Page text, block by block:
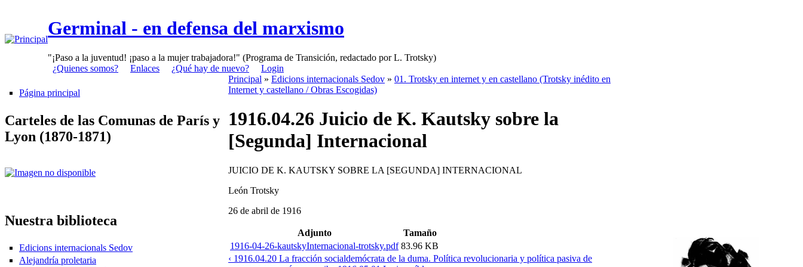
Germinal - en defensa del marxismo
"¡Paso a la juventud! ¡paso a la mujer trabajadora!" (Programa de Transición, redactado por L. Trotsky)
¿Quienes somos?
Enlaces ¿Qué hay de nuevo? Login
Página principal
Carteles de las Comunas de París y
Lyon (1870-1871)
Nuestra biblioteca
Edicions internacionals Sedov
Alejandría proletaria
Principal » Edicions internacionals Sedov » 01. Trotsky en internet y en castellano (Trotsky inédito en
Internet y castellano / Obras Escogidas)
1916.04.26 Juicio de K. Kautsky sobre la
[Segunda] Internacional
JUICIO DE K. KAUTSKY SOBRE LA [SEGUNDA] INTERNACIONAL
León Trotsky
26 de abril de 1916
Adjunto
Tamaño
1916-04-26-kautskyInternacional-trotsky.pdf 83.96 KB
‹ 1916.04.20 La fracción socialdemócrata de la duma. Política revolucionaria y política pasiva de